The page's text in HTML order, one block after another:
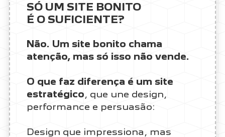
SÓ UM SITE BONITO
É O SUFICIENTE?
Não. Um site bonito chama
atenção, mas só isso não vende.
O que faz diferença é um site
estratégico, que une design,
performance e persuasão:
Design que impressiona, mas